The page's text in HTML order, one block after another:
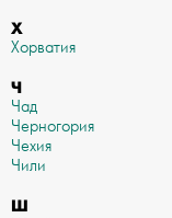
Х
Хорватия
Ч
Чад
Черногория
Чехия
Чили
Ш